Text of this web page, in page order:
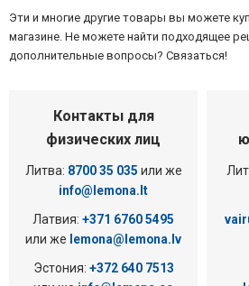
Эти и многие другие товары вы можете
магазине. Не можете найти подходящее
дополнительные вопросы? Связаться!
Контакты для
физических лиц
Литва: 8700 35 035 или же
info@lemona.lt
Латвия: +371 6760 5495
или же lemona@lemona.lv
Эстония: +372 640 7513